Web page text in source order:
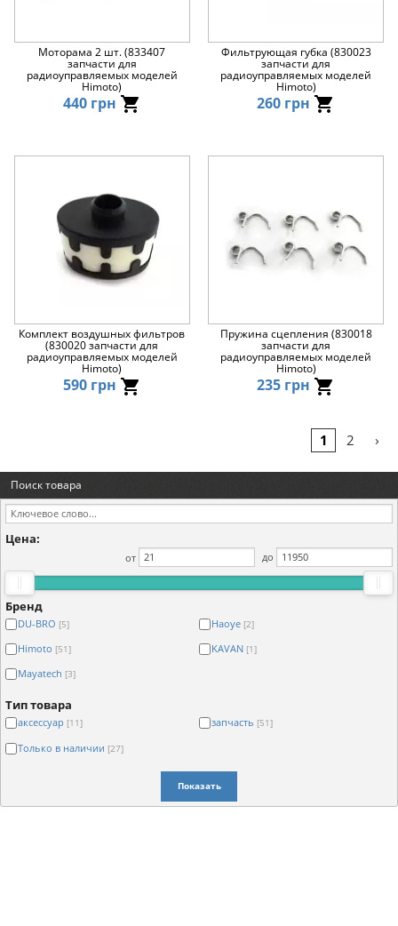
Моторама 2 шт. (833407
запчасти для
радиоуправляемых моделей
Himoto)
440 грн
Фильтрующая губка (830023
запчасти для
радиоуправляемых моделей
Himoto)
260 грн
Комплект воздушных фильтров
(830020 запчасти для
радиоуправляемых моделей
Himoto)
590 грн
Пружина сцепления (830018
запчасти для
радиоуправляемых моделей
Himoto)
235 грн
1 2 ›
Поиск товара
Цена:
от до
Бренд
DU-BRO [5] Haoye [2]
Himoto [51] KAVAN [1]
Mayatech [3]
Тип товара
аксессуар [11] запчасть [51]
Только в наличии [27]
Показать